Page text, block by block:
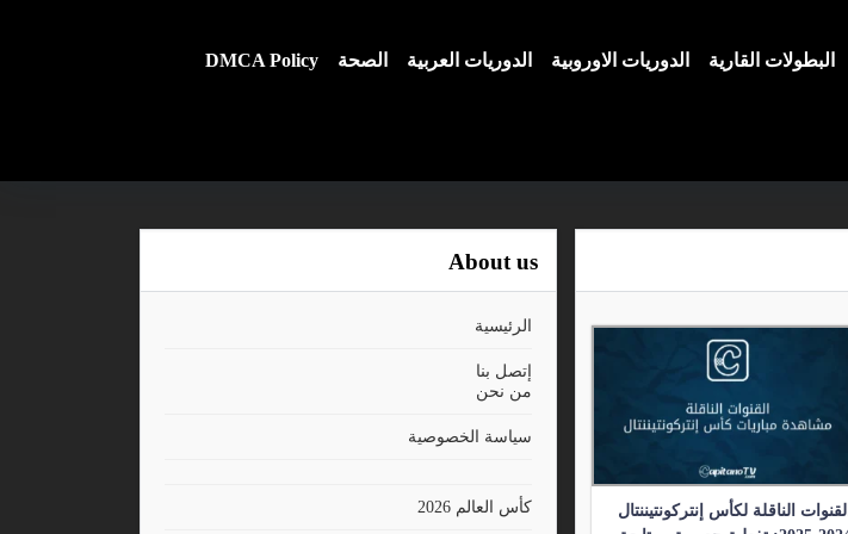
البطولات القارية الدوريات الاوروبية الدوريات العربية الصحة DMCA Policy
القنوات الناقلة لكأس إنتركونتيننتال
About us
الرئيسية
إتصل بنا
من نحن
سياسة الخصوصية
كأس العالم 2026